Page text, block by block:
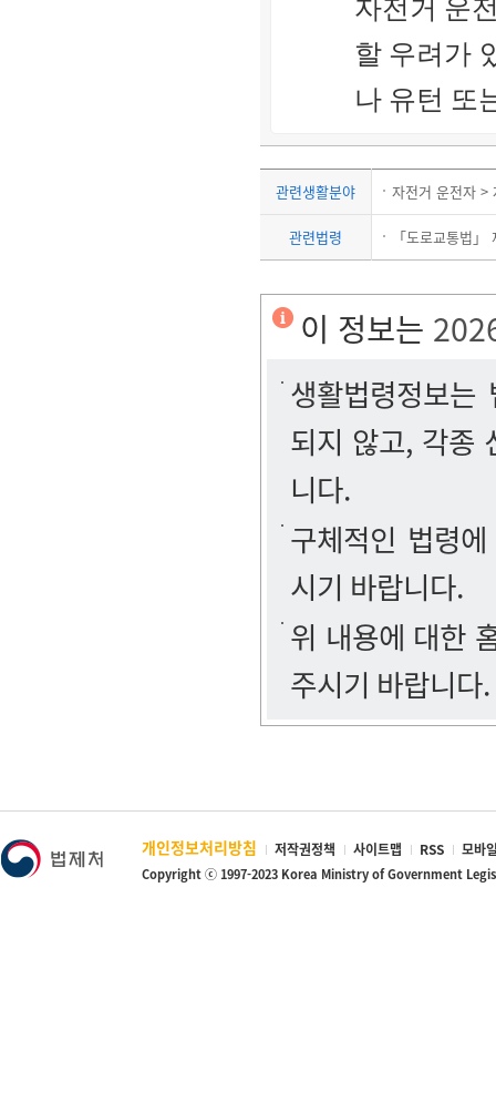
자전거 운
할 우려가
나 유턴 또
관련생활분야 자전거 운전자 >
관련법령 「도로교통법」
이 정보는
생활법령정보
되지 않고, 각종
니다.
구체적인 법령
시기 바랍니다.
위 내용에 대한
주시기 바랍니다.
개인정보처리방침 저작권정책 사이트맵 RSS 모바
Copyright ⓒ 1997-2023 Korea Ministry of Government